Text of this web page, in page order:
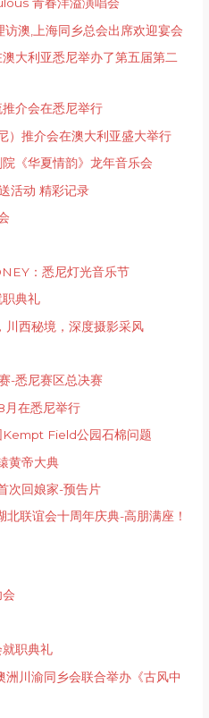
澳,上海同乡总会出席欢迎宴会
大利亚悉尼举办了第五届第二
介会在悉尼举行
）推介会在澳大利亚盛大举行
《华夏情韵》龙年音乐会
活动 精彩记录
：悉尼灯光音乐节
典礼
川西秘境，深度摄影采风
-悉尼赛区总决赛
月在悉尼举行
Kempt Field公园石棉问题
黄帝大典
次回娘家-预告片
联谊会十周年庆典-高朋满座！
职典礼
川渝同乡会联合举办《古风中